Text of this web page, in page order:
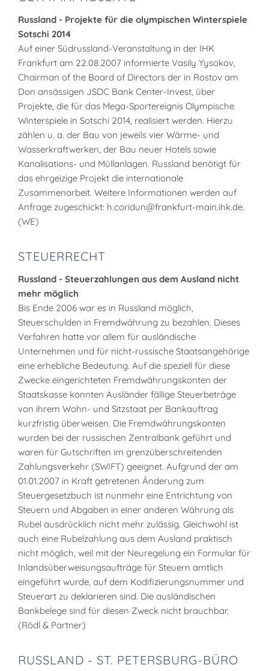
Russland - Projekte für die olympischen Winterspiele
Sotschi 2014
Auf einer Südrussland-Veranstaltung in der IHK
Frankfurt am 22.08.2007 informierte Vasily Yysokov,
Chairman of the Board of Directors der in Rostov am
Don ansässigen JSDC Bank Center-Invest, über
Projekte, die für das Mega-Sportereignis Olympische
Winterspiele in Sotschi 2014, realisiert werden. Hierzu
zählen u. a. der Bau von jeweils vier Wärme- und
Wasserkraftwerken, der Bau neuer Hotels sowie
Kanalisations- und Müllanlagen. Russland benötigt für
das ehrgeizige Projekt die internationale
Zusammenarbeit. Weitere Informationen werden auf
Anfrage zugeschickt: h.coridun@frankfurt-main.ihk.de.
(WE)
STEUERRECHT
Russland - Steuerzahlungen aus dem Ausland nicht
mehr möglich
Bis Ende 2006 war es in Russland möglich,
Steuerschulden in Fremdwährung zu bezahlen. Dieses
Verfahren hatte vor allem für ausländische
Unternehmen und für nicht-russische Staatsangehörige
eine erhebliche Bedeutung. Auf die speziell für diese
Zwecke eingerichteten Fremdwährungskonten der
Staatskasse konnten Ausländer fällige Steuerbeträge
von ihrem Wohn- und Sitzstaat per Bankauftrag
kurzfristig überweisen. Die Fremdwährungskonten
wurden bei der russischen Zentralbank geführt und
waren für Gutschriften im grenzüberschreitenden
Zahlungsverkehr (SWIFT) geeignet. Aufgrund der am
01.01.2007 in Kraft getretenen Änderung zum
Steuergesetzbuch ist nunmehr eine Entrichtung von
Steuern und Abgaben in einer anderen Währung als
Rubel ausdrücklich nicht mehr zulässig. Gleichwohl ist
auch eine Rubelzahlung aus dem Ausland praktisch
nicht möglich, weil mit der Neuregelung ein Formular für
Inlandsüberweisungsaufträge für Steuern amtlich
eingeführt wurde, auf dem Kodifizierungsnummer und
Steuerart zu deklarieren sind. Die ausländischen
Bankbelege sind für diesen Zweck nicht brauchbar.
(Rödl & Partner)
RUSSLAND - ST. PETERSBURG-BÜRO